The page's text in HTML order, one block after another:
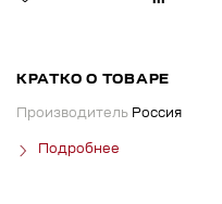
КРАТКО О ТОВАРЕ
Производитель Россия
Подробнее